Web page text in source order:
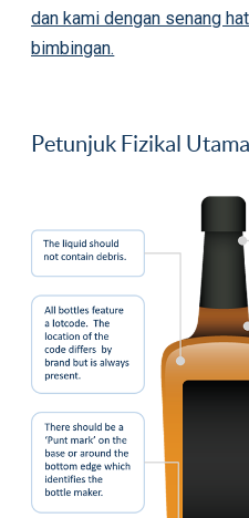
dan kami dengan senang
bimbingan.
Petunjuk Fizikal